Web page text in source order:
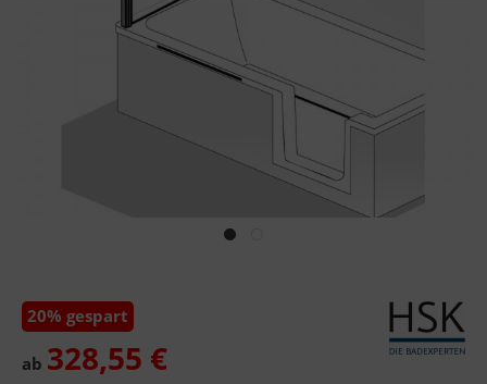
20% gespart
ab 328,55 €